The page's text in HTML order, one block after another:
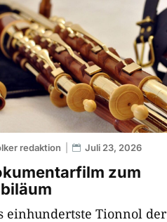
zum
redaktion Juli 23, 2026
einhundertste Tionnol der